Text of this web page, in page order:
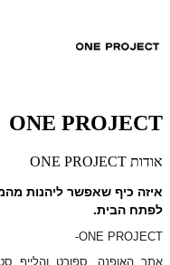
ONE PROJECT
אודות ONE PROJECT
איזה כיף שאפשר ליהנות
לפתח הבית.
ONE PROJECT
-
אתר האופנה, ספורט והלייף